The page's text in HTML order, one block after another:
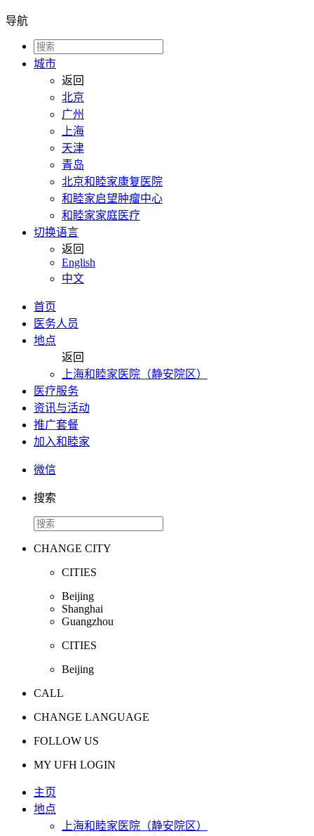
导航
城市
返回
北京
广州
上海
天津
青岛
北京和睦家康复医院
和睦家启望肿瘤中心
和睦家家庭医疗
切换语言
返回
English
中文
首页
医务人员
地点
返回
上海和睦家医院（静安院区）
医疗服务
资讯与活动
推广套餐
加入和睦家
微信
搜索
CHANGE CITY
CITIES
Beijing
Shanghai
Guangzhou
CITIES
Beijing
CALL
CHANGE LANGUAGE
FOLLOW US
MY UFH LOGIN
主页
地点
上海和睦家医院（静安院区）